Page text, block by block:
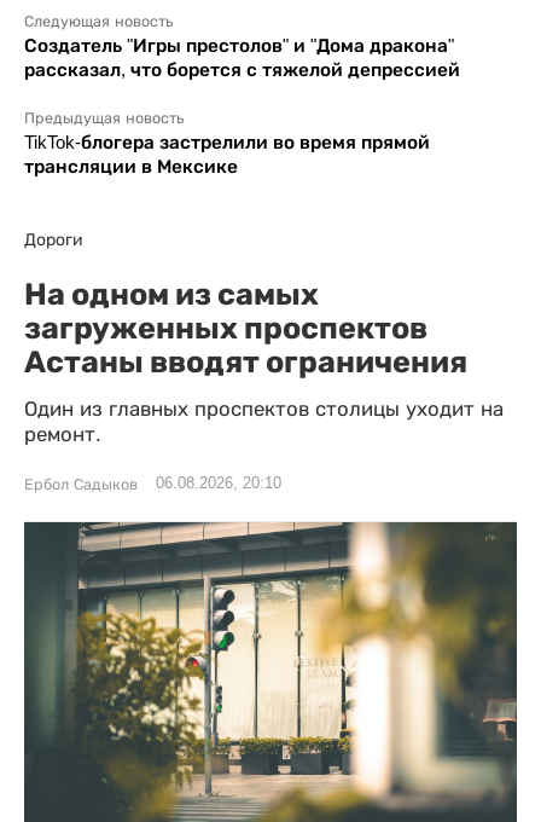
Следующая новость
Создатель "Игры престолов" и "Дома дракона"
рассказал, что борется с тяжелой депрессией
Предыдущая новость
TikTok-блогера застрелили во время прямой
трансляции в Мексике
Дороги
На одном из самых
загруженных проспектов
Астаны вводят ограничения
Один из главных проспектов столицы уходит на
ремонт.
Ербол Садыков 06.08.2026, 20:10